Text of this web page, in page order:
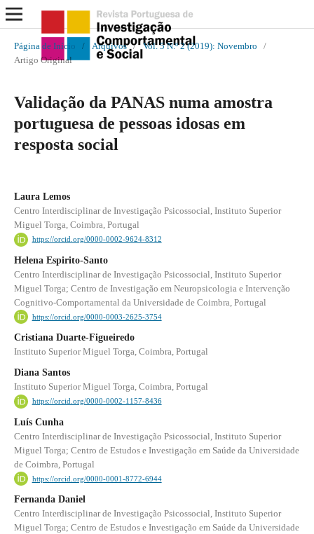
Página de Início / Arquivos / Vol. 5 N.º 2 (2019): Novembro
/
Artigo Original
Validação da PANAS numa amostra
portuguesa de pessoas idosas em
resposta social
Laura Lemos
Centro Interdisciplinar de Investigação Psicossocial, Instituto Superior
Miguel Torga, Coimbra, Portugal
https://orcid.org/0000-0002-9624-8312
Helena Espirito-Santo
Centro Interdisciplinar de Investigação Psicossocial, Instituto Superior
Miguel Torga; Centro de Investigação em Neuropsicologia e Intervenção
Cognitivo-Comportamental da Universidade de Coimbra, Portugal
https://orcid.org/0000-0003-2625-3754
Cristiana Duarte-Figueiredo
Instituto Superior Miguel Torga, Coimbra, Portugal
Diana Santos
Instituto Superior Miguel Torga, Coimbra, Portugal
https://orcid.org/0000-0002-1157-8436
Luís Cunha
Centro Interdisciplinar de Investigação Psicossocial, Instituto Superior
Miguel Torga; Centro de Estudos e Investigação em Saúde da Universidade
de Coimbra, Portugal
https://orcid.org/0000-0001-8772-6944
Fernanda Daniel
Centro Interdisciplinar de Investigação Psicossocial, Instituto Superior
Miguel Torga; Centro de Estudos e Investigação em Saúde da Universidade